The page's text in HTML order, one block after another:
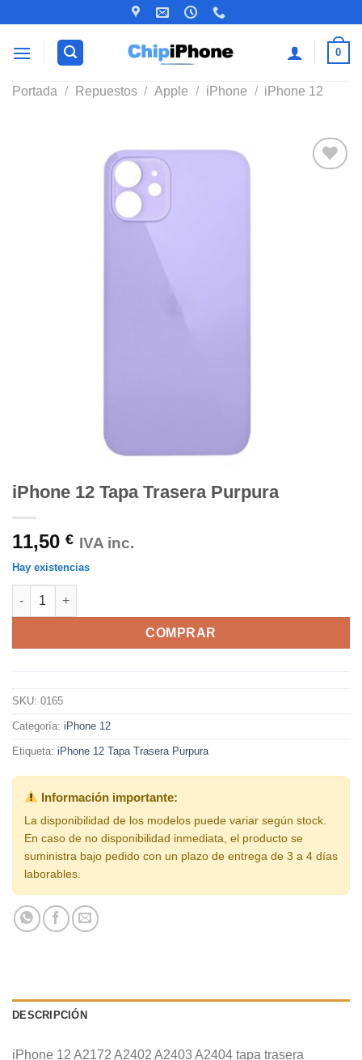
contenido
0
Portada / Repuestos / Apple / iPhone / iPhone 12
iPhone 12 Tapa Trasera Purpura
11,50 € IVA inc.
Hay existencias
iPhone 12 Tapa Trasera Purpura cantidad
COMPRAR
SKU: 0165
Categoría: iPhone 12
Etiqueta: iPhone 12 Tapa Trasera Purpura
Información importante:
La disponibilidad de los modelos puede variar según stock.
En caso de no disponibilidad inmediata, el producto se
suministra bajo pedido con un plazo de entrega de 3 a 4 días
laborables.
DESCRIPCIÓN
iPhone 12 A2172 A2402 A2403 A2404 tapa trasera